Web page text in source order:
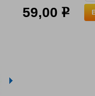
59,00 р